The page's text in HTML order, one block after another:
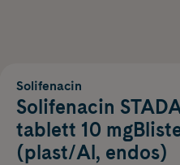
Solifenacin
Solifenacin
tablett 10
(plast/Al, endos)